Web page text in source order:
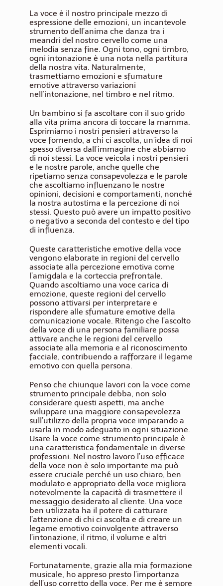
La voce è il nostro principale mezzo di
espressione delle emozioni, un incantevole
strumento dell’anima che danza tra i
meandri del nostro cervello come una
melodia senza fine. Ogni tono, ogni timbro,
ogni intonazione è una nota nella partitura
della nostra vita. Naturalmente,
trasmettiamo emozioni e sfumature
emotive attraverso variazioni
nell’intonazione, nel timbro e nel ritmo.
Un bambino si fa ascoltare con il suo grido
alla vita prima ancora di toccare la mamma.
Esprimiamo i nostri pensieri attraverso la
voce fornendo, a chi ci ascolta, un’idea di noi
spesso diversa dall’immagine che abbiamo
di noi stessi. La voce veicola i nostri pensieri
e le nostre parole, anche quelle che
ripetiamo senza consapevolezza e le parole
che ascoltiamo influenzano le nostre
opinioni, decisioni e comportamenti, nonché
la nostra autostima e la percezione di noi
stessi. Questo può avere un impatto positivo
o negativo a seconda del contesto e del tipo
di influenza.
Queste caratteristiche emotive della voce
vengono elaborate in regioni del cervello
associate alla percezione emotiva come
l’amigdala e la corteccia prefrontale.
Quando ascoltiamo una voce carica di
emozione, queste regioni del cervello
possono attivarsi per interpretare e
rispondere alle sfumature emotive della
comunicazione vocale. Ritengo che l’ascolto
della voce di una persona familiare possa
attivare anche le regioni del cervello
associate alla memoria e al riconoscimento
facciale, contribuendo a rafforzare il legame
emotivo con quella persona.
Penso che chiunque lavori con la voce come
strumento principale debba, non solo
considerare questi aspetti, ma anche
sviluppare una maggiore consapevolezza
sull’utilizzo della propria voce imparando a
usarla in modo adeguato in ogni situazione.
Usare la voce come strumento principale è
una caratteristica fondamentale in diverse
professioni. Nel nostro lavoro l’uso efficace
della voce non è solo importante ma può
essere cruciale perché un uso chiaro, ben
modulato e appropriato della voce migliora
notevolmente la capacità di trasmettere il
messaggio desiderato al cliente. Una voce
ben utilizzata ha il potere di catturare
l’attenzione di chi ci ascolta e di creare un
legame emotivo coinvolgente attraverso
l’intonazione, il ritmo, il volume e altri
elementi vocali.
Fortunatamente, grazie alla mia formazione
musicale, ho appreso presto l’importanza
dell’uso corretto della voce. Per me è sempre